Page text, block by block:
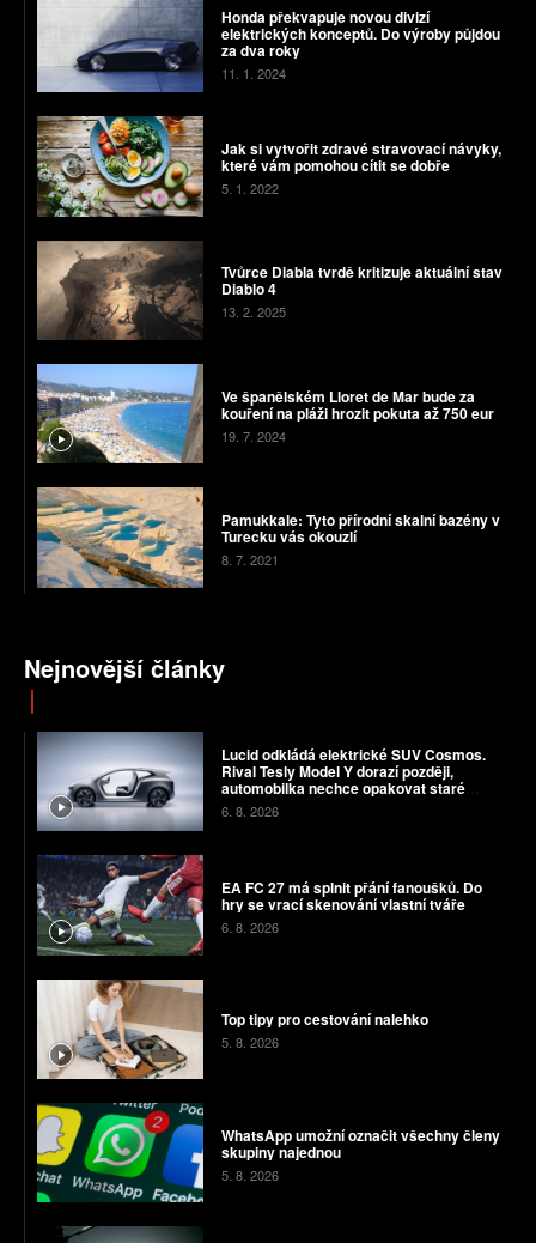
Honda překvapuje novou divizí
elektrických konceptů. Do výroby půjdou
za dva roky
11. 1. 2024
Jak si vytvořit zdravé stravovací návyky,
které vám pomohou cítit se dobře
5. 1. 2022
Tvůrce Diabla tvrdě kritizuje aktuální stav
Diablo 4
13. 2. 2025
Ve španělském Lloret de Mar bude za
kouření na pláži hrozit pokuta až 750 eur
19. 7. 2024
Pamukkale: Tyto přírodní skalní bazény v
Turecku vás okouzlí
8. 7. 2021
Nejnovější články
Lucid odkládá elektrické SUV Cosmos.
Rival Tesly Model Y dorazí později,
automobilka nechce opakovat staré
chyby
6. 8. 2026
EA FC 27 má splnit přání fanoušků. Do
hry se vrací skenování vlastní tváře
6. 8. 2026
Top tipy pro cestování nalehko
5. 8. 2026
WhatsApp umožní označit všechny členy
skupiny najednou
5. 8. 2026